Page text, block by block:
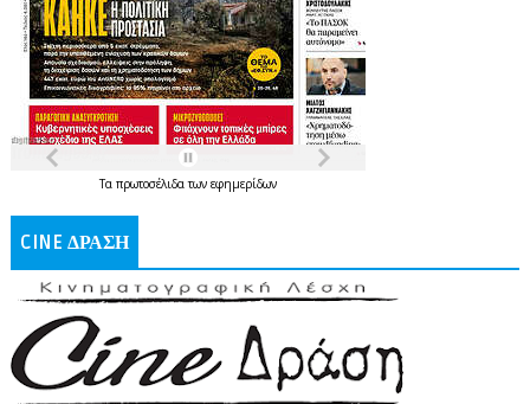
Τα πρωτοσέλιδατων εφημερίδων
CINE ΔΡΑΣΗ